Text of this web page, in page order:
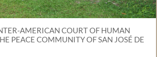
AMERICAN COURT OF HUMAN
PEACE COMMUNITY OF SAN JOSÉ DE